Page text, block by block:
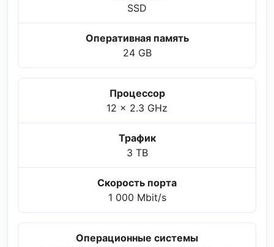
SSD
Оперативная память
24 GB
Процессор
12 x 2.3 GHz
Трафик
3 TB
Скорость порта
1 000 Mbit/s
Операционные системы